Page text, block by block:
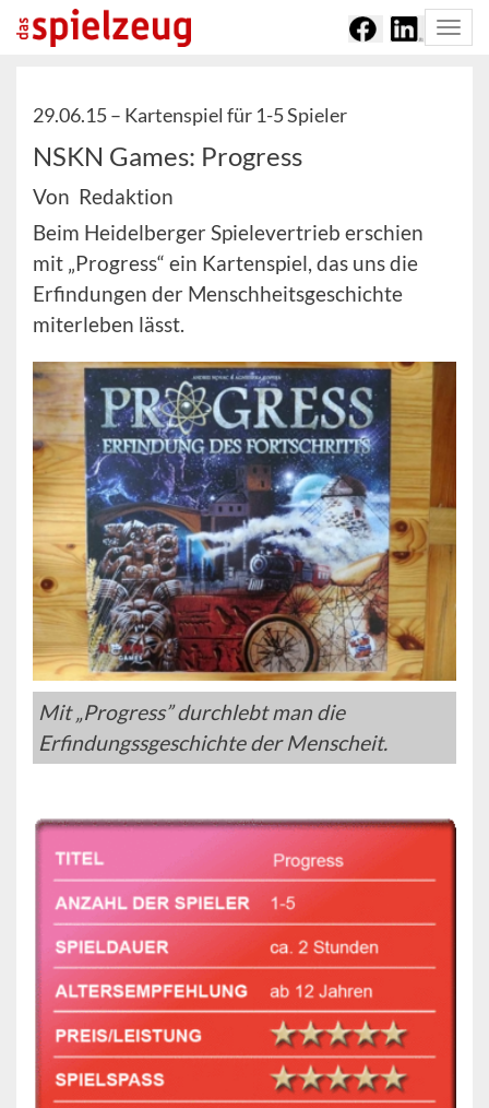
29.06.15 – Kartenspiel für 1-5 Spieler
NSKN Games: Progress
Von Redaktion
Beim Heidelberger Spielevertrieb erschien
mit „Progress“ ein Kartenspiel, das uns die
Erfindungen der Menschheitsgeschichte
miterleben lässt.
Mit „Progress” durchlebt man die
Erfindungssgeschichte der Menscheit.